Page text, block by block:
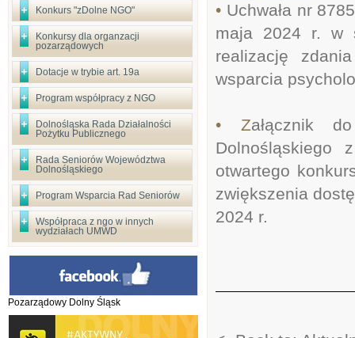
Konkurs "zDolne NGO"
Konkursy dla organzacji
pozarządowych
Dotacje w trybie art. 19a
Program współpracy z NGO
Dolnośląska Rada Działalności
Pożytku Publicznego
Rada Seniorów Województwa
Dolnośląskiego
Program Wsparcia Rad Seniorów
Współpraca z ngo w innych
wydziałach UMWD
Pozarządowy Dolny Śląsk
• Uchwała nr
maja 2024 r. w
realizację
wsparcia
• Załącznik
otwartego
zwiększenia
2024 r.